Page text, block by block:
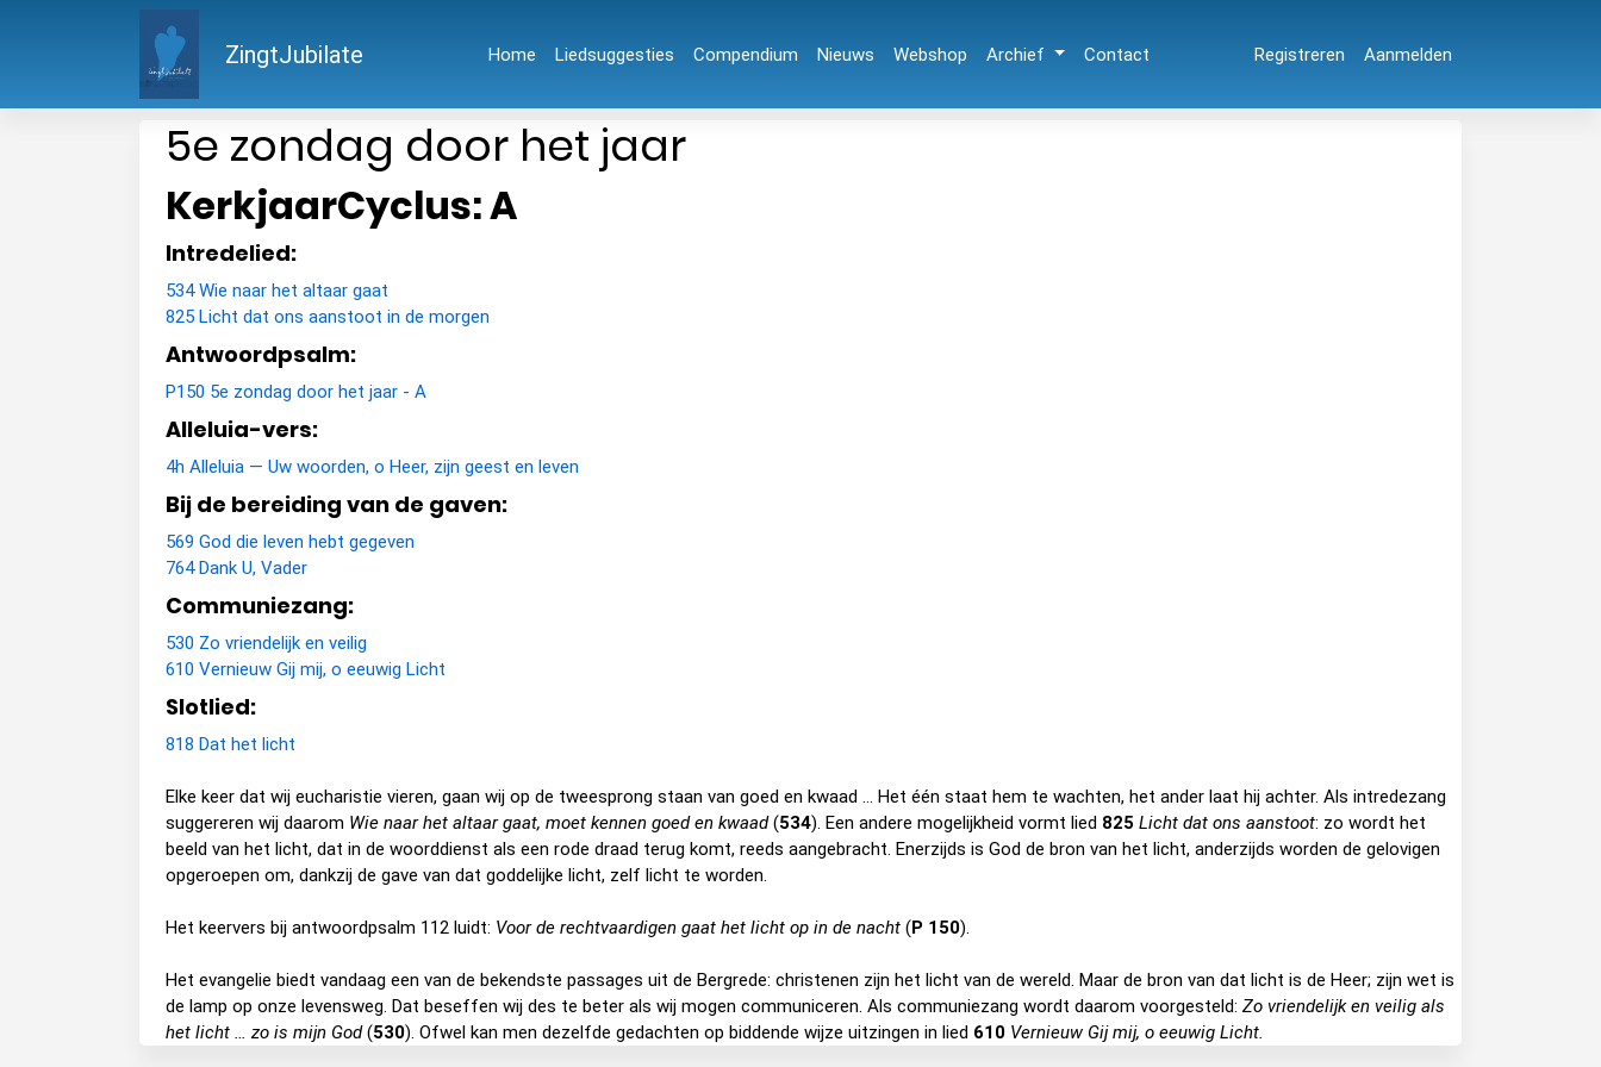
ZingtJubilate Home Liedsuggesties Compendium Nieuws Webshop Archief Contact Registreren Aanmelden
5e zondag door het jaar
KerkjaarCyclus: A
Intredelied:
534 Wie naar het altaar gaat
825 Licht dat ons aanstoot in de morgen
Antwoordpsalm:
P150 5e zondag door het jaar - A
Alleluia-vers:
4h Alleluia — Uw woorden, o Heer, zijn geest en leven
Bij de bereiding van de gaven:
569 God die leven hebt gegeven
764 Dank U, Vader
Communiezang:
530 Zo vriendelijk en veilig
610 Vernieuw Gij mij, o eeuwig Licht
Slotlied:
818 Dat het licht
Elke keer dat wij eucharistie vieren, gaan wij op de tweesprong staan van goed en kwaad … Het één staat hem te wachten, het ander laat hij achter. Als intredezang
suggereren wij daarom Wie naar het altaar gaat, moet kennen goed en kwaad(534). Een andere mogelijkheid vormt lied 825 Licht dat ons aanstoot: zo wordt het
beeld van het licht, dat in de woorddienst als een rode draad terug komt, reeds aangebracht. Enerzijds is God de bron van het licht, anderzijds worden de gelovigen
opgeroepen om, dankzij de gave van dat goddelijke licht, zelf licht te worden.
Het keervers bij antwoordpsalm 112 luidt: Voor de rechtvaardigen gaat het licht op in de nacht (P 150).
Het evangelie biedt vandaag een van de bekendste passages uit de Bergrede: christenen zijn het licht van de wereld. Maar de bron van dat licht is de Heer; zijn wet is
de lamp op onze levensweg. Dat beseffen wij des te beter als wij mogen communiceren. Als communiezang wordt daarom voorgesteld:Zo vriendelijk en veilig als
het licht … zo is mijn God(530). Ofwel kan men dezelfde gedachten op biddende wijze uitzingen in lied 610 Vernieuw Gij mij, o eeuwig Licht.